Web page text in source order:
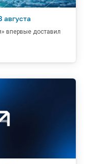
августа
впервые доставил